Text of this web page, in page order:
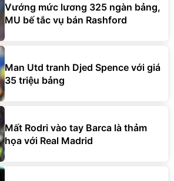
Vướng mức lương 325 ngàn bảng,
MU bế tắc vụ bán Rashford
Man Utd tranh Djed Spence với giá
35 triệu bảng
Mất Rodri vào tay Barca là thảm
họa với Real Madrid